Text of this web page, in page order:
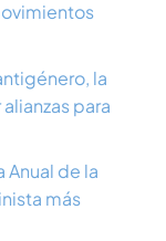
la
para
de la
más